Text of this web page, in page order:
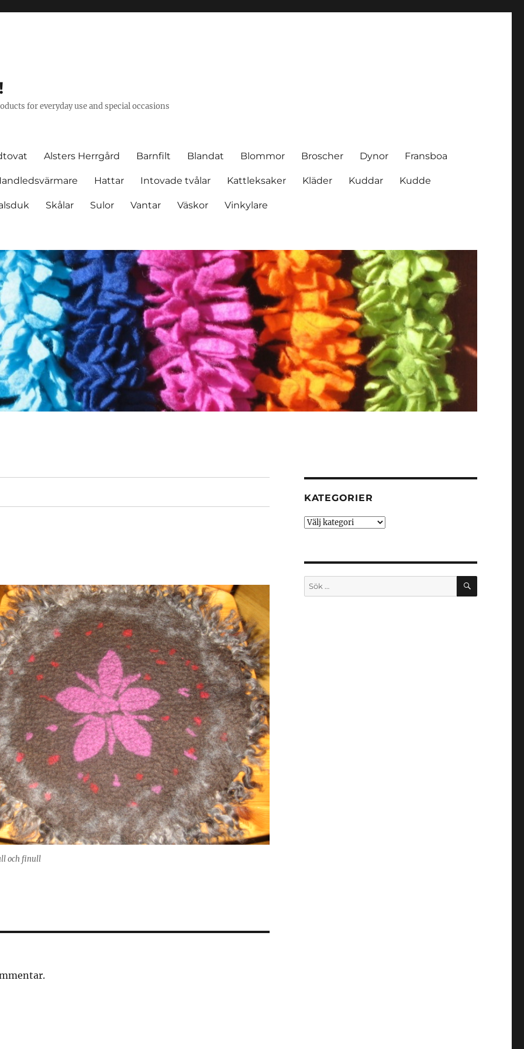
for everyday use and special occasions
Alsters Herrgård Barnfilt Blandat Blommor Broscher Dynor Fransboa
Hattar Intovade tvålar Kattleksaker Kläder Kuddar Kudde
Skålar Sulor Vantar Väskor Vinkylare
och finull
KATEGORIER
Kategorier
Sök
efter:
SÖK